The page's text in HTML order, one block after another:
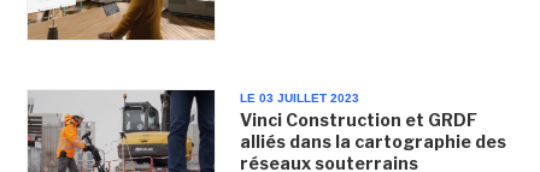
LE 03 JUILLET 2023
Vinci Construction et GRDF
alliés dans la cartographie des
réseaux souterrains